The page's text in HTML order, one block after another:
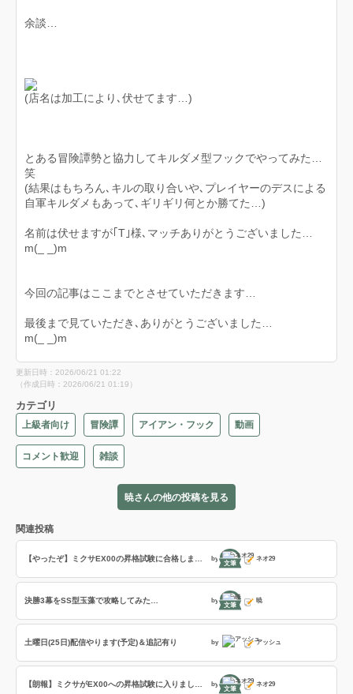
余談…
(店名は加工により､伏せてます…)
とある冒険譚勢と協力してキルダメ型フックでやってみた…
笑
(結果はもちろん､キルの取り合いや､プレイヤーのデスによる
自軍キルダメもあって､ギリギリ何とか勝てた…)
名前は伏せますが｢T｣様､マッチありがとうございました…
m(_ _)m
今回の記事はここまでとさせていただきます…
最後まで見ていただき､ありがとうございました…
m(_ _)m
更新日時：2026/06/21 01:22
（作成日時：2026/06/21 01:19）
カテゴリ
上級者向け 冒険譚 アイアン・フック 動画
コメント歓迎 雑談
暁さんの他の投稿を見る
関連投稿
by
文筆
ネオ29
決勝3幕をSS型玉藻で攻略してみた… by
文筆
暁
土曜日(25日)配信やります(予定)＆追記有り by アッシュ
by
文筆
ネオ29